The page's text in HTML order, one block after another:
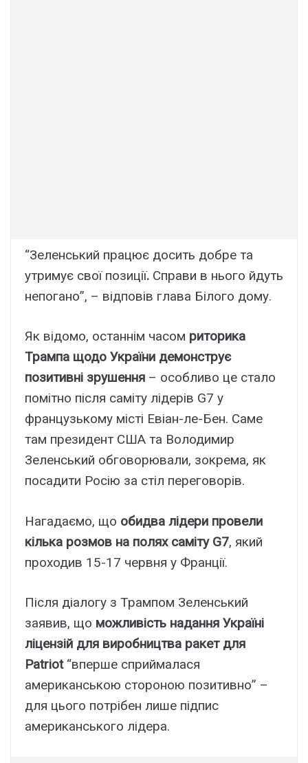
“Зеленський працює досить добре та
утримує свої позиції. Справи в нього йдуть
непогано”, – відповів глава Білого дому.
Як відомо, останнім часом риторика
Трампа щодо України демонструє
позитивні зрушення – особливо це стало
помітно після саміту лідерів G7 у
французькому місті Евіан-ле-Бен. Саме
там президент США та Володимир
Зеленський обговорювали, зокрема, як
посадити Росію за стіл переговорів.
Нагадаємо, що обидва лідери провели
кілька розмов на полях саміту G7, який
проходив 15-17 червня у Франції.
Після діалогу з Трампом Зеленський
заявив, що можливість надання Україні
ліцензій для виробництва ракет для
Patriot “вперше сприймалася
американською стороною позитивно” –
для цього потрібен лише підпис
американського лідера.